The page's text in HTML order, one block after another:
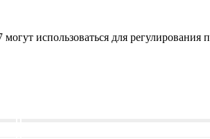
использоваться для